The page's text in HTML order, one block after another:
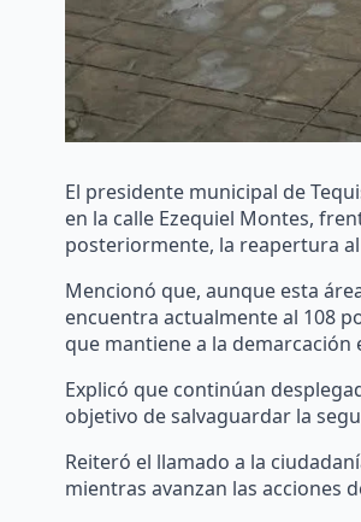
El presidente municipal de
en la calle Ezequiel Montes,
posteriormente, la reapertura
Mencionó que, aunque esta
encuentra actualmente al 108
que mantiene a la
Explicó que continúan
objetivo de salvaguardar la
Reiteró el llamado a la
mientras avanzan las acciones